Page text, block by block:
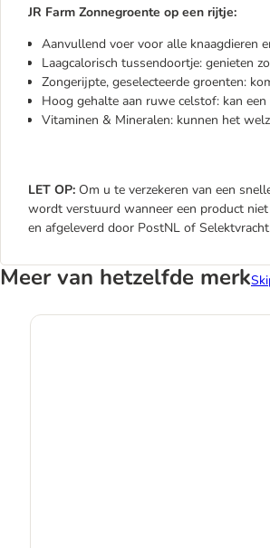
JR Farm Zonnegroente op een rijtje:
Aanvullend voer voor alle knaagdieren
Laagcalorisch tussendoortje: genieten
Zongerijpte, geselecteerde groenten:
Hoog gehalte aan ruwe celstof: kan
Vitaminen & Mineralen: kunnen het
LET OP: Om u te verzekeren van een
wordt verstuurd wanneer een product
en afgeleverd door PostNL of
Meer van hetzelfde merk